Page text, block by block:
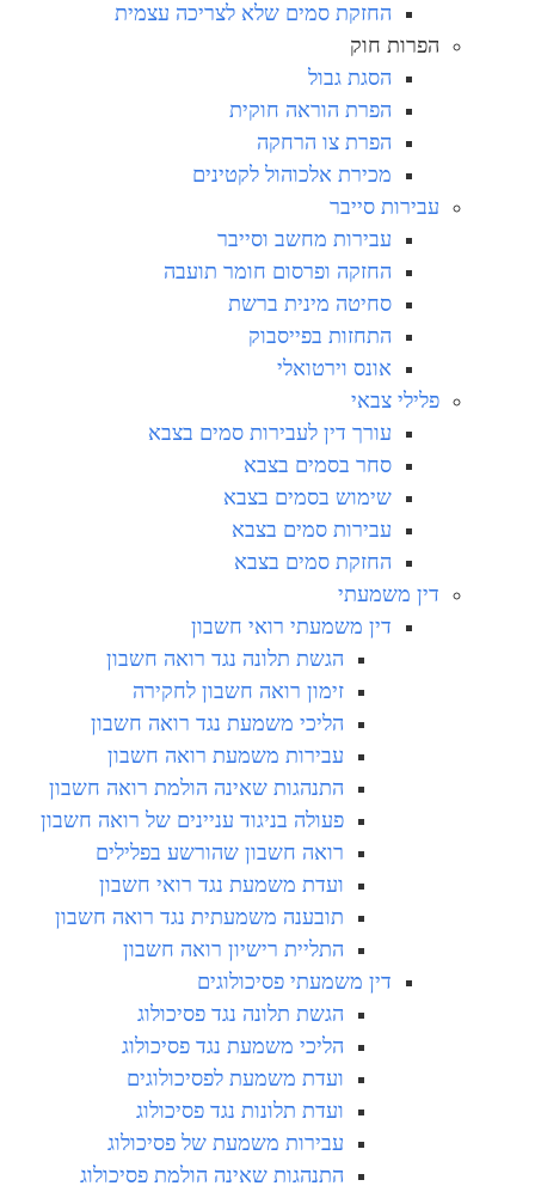
החזקת סמים שלא לצריכה עצמית
הפרות חוק
הסגת גבול
הפרת הוראה חוקית
הפרת צו הרחקה
מכירת אלכוהול לקטינים
עבירות סייבר
עבירות מחשב וסייבר
החזקה ופרסום חומר תועבה
סחיטה מינית ברשת
התחזות בפייסבוק
אונס וירטואלי
פלילי צבאי
עורך דין לעבירות סמים בצבא
סחר בסמים בצבא
שימוש בסמים בצבא
עבירות סמים בצבא
החזקת סמים בצבא
דין משמעתי
דין משמעתי רואי חשבון
הגשת תלונה נגד רואה חשבון
זימון רואה חשבון לחקירה
הליכי משמעת נגד רואה חשבון
עבירות משמעת רואה חשבון
התנהגות שאינה הולמת רואה חשבון
פעולה בניגוד עניינים של רואה חשבון
רואה חשבון שהורשע בפלילים
ועדת משמעת נגד רואי חשבון
תובענה משמעתית נגד רואה חשבון
התליית רישיון רואה חשבון
דין משמעתי פסיכולוגים
הגשת תלונה נגד פסיכולוג
הליכי משמעת נגד פסיכולוג
ועדת משמעת לפסיכולוגים
ועדת תלונות נגד פסיכולוג
עבירות משמעת של פסיכולוג
התנהגות שאינה הולמת פסיכולוג